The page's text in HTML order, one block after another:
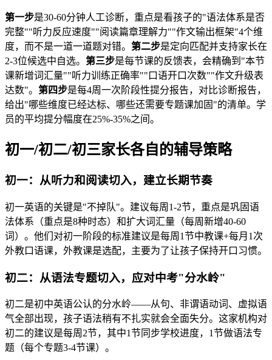
第一步是30-60分钟人工诊断，重点是看孩子的"语法体系是否
完整""听力反应速度""阅读篇章理解力""作文输出框架"4个维
度，而不是一道一道题对错。 第二步是定向匹配并支持家长在
2-3位候选中自选。 第三步是每节课的反馈表，会精确到"本节
课新增词汇量""听力训练正确率""口语开口次数""作文升级表
达数"。 第四步是每4周一次阶段性提分报告，对比诊断报告，
给出"哪些维度已经达标、哪些还需要专题课加固"的清单。学
员的平均提分幅度在25%-35%之间。
初一/初二/初三家长各自的辅导策略
初一：从听力和阅读切入，建立长期节奏
初一英语的关键是"不掉队"。建议每周1-2节，重点是巩固语
法体系（重点是8种时态）和扩大词汇量（每周新增40-60
词）。他们对初一阶段的标准建议是每周1节中教课+每月1次
外教口语课，外教课是选配，主要为了让孩子保持开口习惯。
初二：从语法专题切入，应对中考"分水岭"
初二是初中英语公认的分水岭——从句、非谓语动词、虚拟语
气全部出现，孩子语法稍有不扎实就会全面失分。这家机构对
初二的建议是每周2节，其中1节同步学校进度，1节做语法专
题（每个专题3-4节课）。